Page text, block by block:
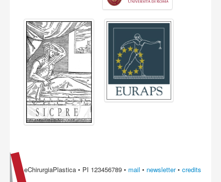
eChirurgiaPlastica • PI 123456789 • mail • newsletter• credits